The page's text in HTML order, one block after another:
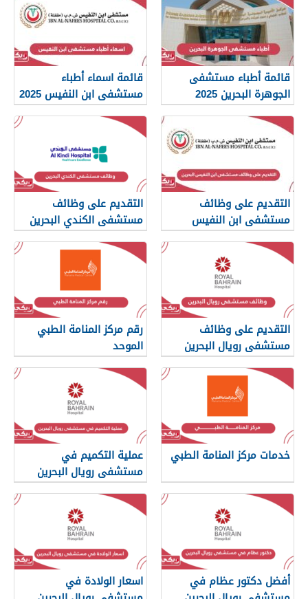
قائمة أطباء مستشفى
الجوهرة البحرين 2025
قائمة اسماء أطباء
مستشفى ابن النفيس 2025
التقديم على وظائف
مستشفى ابن النفيس
البحرين 2025
التقديم على وظائف
مستشفى الكندي البحرين
2025
التقديم على وظائف
مستشفى رويال البحرين
2025
رقم مركز المنامة الطبي
الموحد
خدمات مركز المنامة الطبي
عملية التكميم في
مستشفى رويال البحرين
أفضل دكتور عظام في
اسعار الولادة في